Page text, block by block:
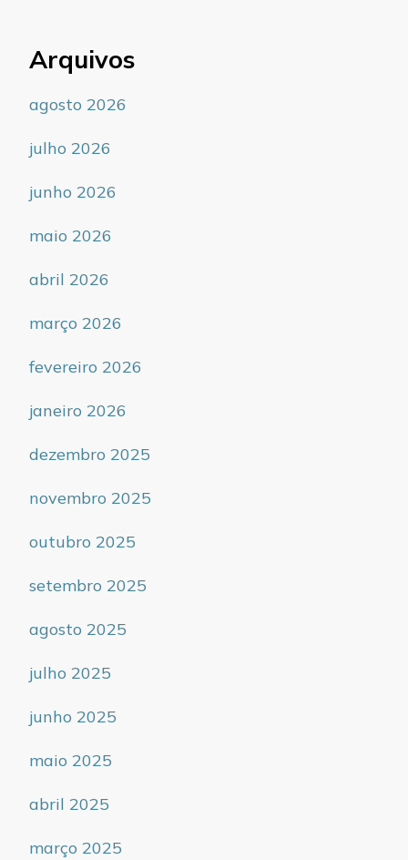
Arquivos
agosto 2026
julho 2026
junho 2026
maio 2026
abril 2026
março 2026
fevereiro 2026
janeiro 2026
dezembro 2025
novembro 2025
outubro 2025
setembro 2025
agosto 2025
julho 2025
junho 2025
maio 2025
abril 2025
março 2025